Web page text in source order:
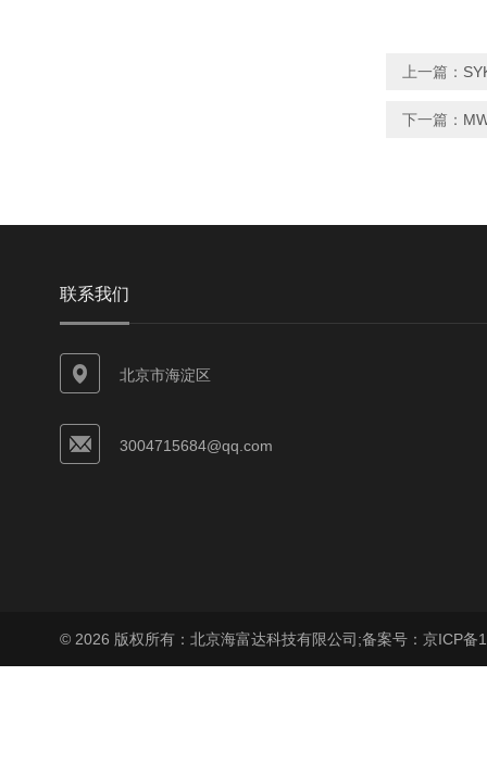
上一篇：
下一篇：
联系我们
北京市海淀区
3004715684@qq.com
© 2026 版权所有：北京海富达科技有限公司;备案号：京ICP备